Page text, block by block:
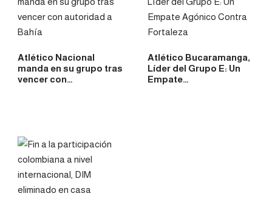
Atlético Nacional
manda en su grupo tras
vencer con…
Atlético Bucaramanga,
Líder del Grupo E: Un
Empate…